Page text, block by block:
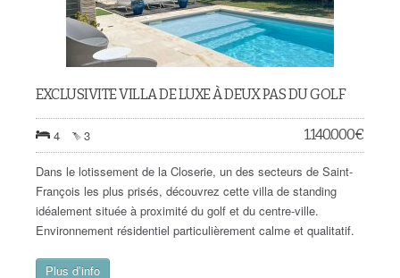
EXCLUSIVITE VILLA DE LUXE À DEUX PAS DU GOLF
4 3 1.140.000€
Dans le lotissement de la Closerie, un des secteurs de Saint-
François les plus prisés, découvrez cette villa de standing
idéalement située à proximité du golf et du centre-ville.
Environnement résidentiel particulièrement calme et qualitatif.
Plus d’info